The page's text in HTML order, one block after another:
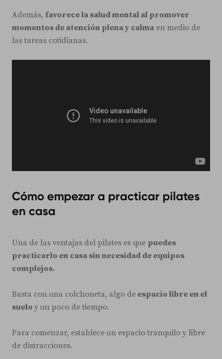
Además, favorece la salud mental al promover
momentos de atención plena y calma en medio de
las tareas cotidianas.
Cómo empezar a practicar pilates
en casa
Una de las ventajas del pilates es que puedes
practicarlo en casa sin necesidad de equipos
complejos.
Basta con una colchoneta, algo de espacio libre en el
suelo y un poco de tiempo.
Para comenzar, establece un espacio tranquilo y libre
de distracciones.